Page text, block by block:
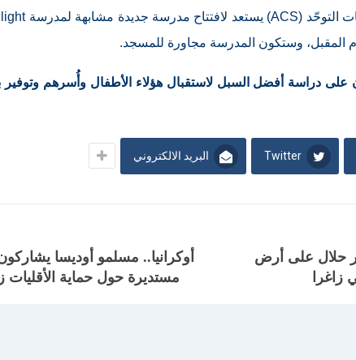
على دراسة أفضل السبل لاستقبال هؤلاء الأطفال وأُسرهم وتوفير
Twitter البريد الالكتروني
حلال على أرض
زاغرا
أوكرانيا.. مسلمو أوديسا
مستديرة حول حماية